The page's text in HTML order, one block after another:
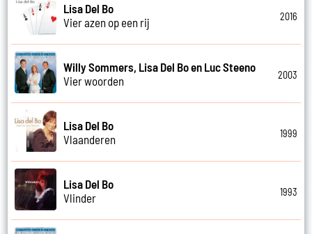
Lisa Del Bo
Vier azen op een rij
2016
Willy Sommers, Lisa Del Bo en Luc Steeno
Vier woorden
2003
Lisa Del Bo
Vlaanderen
1999
Lisa Del Bo
Vlinder
1993